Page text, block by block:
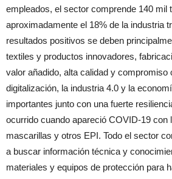
empleados, el sector comprende 140 mil
aproximadamente el 18% de la industria
resultados positivos se deben
textiles y productos innovadores,
valor añadido, alta calidad y compromiso
digitalización, la industria 4.0 y la
importantes junto con una fuerte
ocurrido cuando apareció COVID-19 con
mascarillas y otros EPI. Todo el sector
a buscar información técnica y
materiales y equipos de protección para